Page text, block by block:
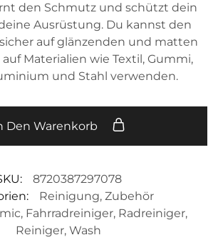
den Schmutz und schützt dein
Ausrüstung. Du kannst den
auf glänzenden und matten
Materialien wie Textil, Gummi,
und Stahl verwenden.
Den Warenkorb
8720387297078
Reinigung, Zubehör
, Fahrradreiniger, Radreiniger,
Reiniger, Wash